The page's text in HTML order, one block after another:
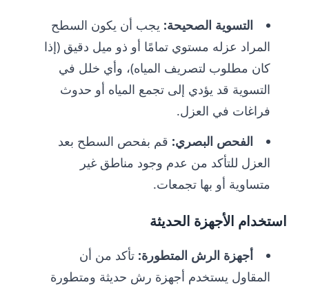
التسوية الصحيحة: يجب أن يكون السطح
المراد عزله مستوي تمامًا أو ذو ميل دقيق (إذا
كان مطلوب لتصريف المياه)، وأي خلل في
التسوية قد يؤدي إلى تجمع المياه أو حدوث
فراغات في العزل.
الفحص البصري: قم بفحص السطح بعد
العزل للتأكد من عدم وجود مناطق غير
متساوية أو بها تجمعات.
استخدام الأجهزة الحديثة
أجهزة الرش المتطورة: تأكد من أن
المقاول يستخدم أجهزة رش حديثة ومتطورة